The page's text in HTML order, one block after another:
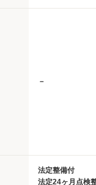
－
法定整備付
法定24ヶ月点検